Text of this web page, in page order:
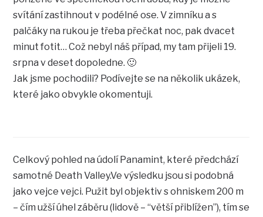
svítání zastihnout v podélné ose. V zimníku a s
palčáky na rukou je třeba přečkat noc, pak dvacet
minut fotit… Což nebyl náš případ, my tam přijeli 19.
srpna v deset dopoledne. 🙂
Jak jsme pochodili? Podívejte se na několik ukázek,
které jako obvykle okomentuji.
Celkový pohled na údolí Panamint, které předchází
samotné Death Valley.Ve výsledku jsou si podobná
jako vejce vejci. Pužit byl objektiv s ohniskem 200 m
– čím užší úhel záběru (lidově – “větší přiblížen”), tím se